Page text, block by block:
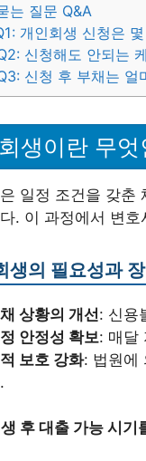
는 질문 Q&A
개인회생 신청은
신청해도 안되는
신청 후 부채는 얼
생이란 무엇
일정 조건을 갖춘
. 이 과정에서 변
생의 필요성과
상황의 개선: 신용
안정성 확보: 매달
보호 강화: 법원에
후 대출 가능 시기